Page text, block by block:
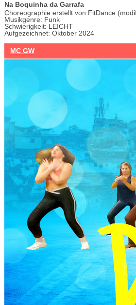
Na Boquinha da Garrafa
Choreographie erstellt von FitDance
Musikgenre: Funk
Schwierigkeit: LEICHT
Aufgezeichnet: Oktober 2024
MC GW